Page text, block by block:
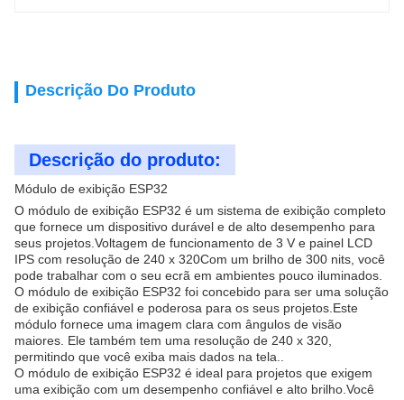
Descrição Do Produto
Descrição do produto:
Módulo de exibição ESP32
O módulo de exibição ESP32 é um sistema de exibição completo
que fornece um dispositivo durável e de alto desempenho para
seus projetos.Voltagem de funcionamento de 3 V e painel LCD
IPS com resolução de 240 x 320Com um brilho de 300 nits, você
pode trabalhar com o seu ecrã em ambientes pouco iluminados.
O módulo de exibição ESP32 foi concebido para ser uma solução
de exibição confiável e poderosa para os seus projetos.Este
módulo fornece uma imagem clara com ângulos de visão
maiores. Ele também tem uma resolução de 240 x 320,
permitindo que você exiba mais dados na tela..
O módulo de exibição ESP32 é ideal para projetos que exigem
uma exibição com um desempenho confiável e alto brilho.Você